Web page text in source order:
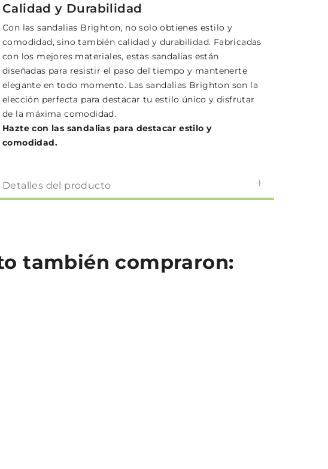
Calidad y Durabilidad
Con las sandalias Brighton, no solo obtienes estilo y
comodidad, sino también calidad y durabilidad. Fabricadas
con los mejores materiales, estas sandalias están
diseñadas para resistir el paso del tiempo y mantenerte
elegante en todo momento. Las sandalias Brighton son la
elección perfecta para destacar tu estilo único y disfrutar
de la máxima comodidad.
Hazte con las sandalias para destacar estilo y
comodidad.
Detalles del producto
también compraron: